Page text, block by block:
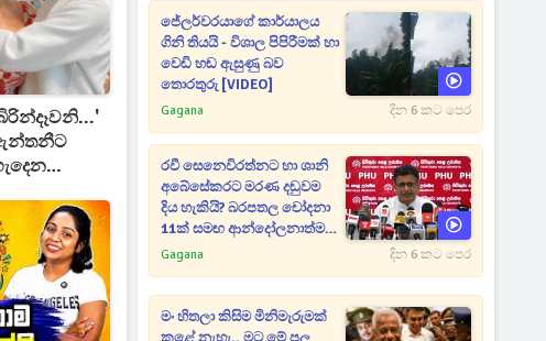
ජේලර්වරයාගේ කාර්යාලය
ගිනි තියයි - විශාල පිපිරීමක් හා
වෙඩි හඬ ඇසුණු බව
තොරතුරු [VIDEO]
Gagana දින 6 කට පෙර
රවී සෙනෙවිරත්නට හා ශානි
අබේසේකරට මරණ දඬුවම
දිය හැකියි? බරපතල චෝදනා
11ක් සමඟ ආන්දෝලනාත්මක
ප්‍රකාශයක් [VIDEO]
Gagana දින 6 කට පෙර
මං හිතලා කිසිම මිනිමැරුමක්